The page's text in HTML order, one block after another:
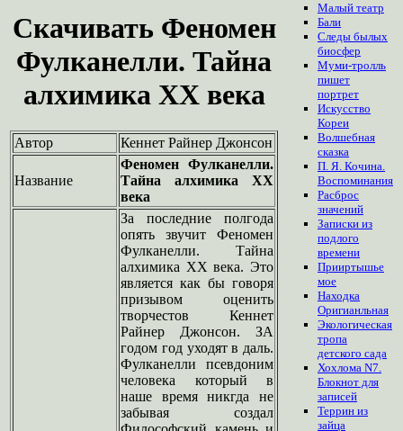
Скачивать Феномен
Фулканелли. Тайна
алхимика XX века
Автор Кеннет Райнер Джонсон
Название
Феномен Фулканелли.
Тайна алхимика XX
века
За последние полгода
опять звучит Феномен
Фулканелли. Тайна
алхимика XX века. Это
является как бы говоря
призывом оценить
творчестов Кеннет
Райнер Джонсон. ЗА
годом год уходят в даль.
Фулканелли псевдоним
человека который в
наше время никгда не
забывая создал
Малый театр
Бали
Следы былых
биосфер
Муми-тролль
пишет
портрет
Искусство
Кореи
Волшебная
сказка
П. Я. Кочина.
Воспоминания
Расброс
значений
Записки из
подлого
времени
Прииртышье
мое
Находка
Оригианльная
Экологическая
тропа
детского сада
Хохлома N7.
Блокнот для
записей
Террин из
зайца